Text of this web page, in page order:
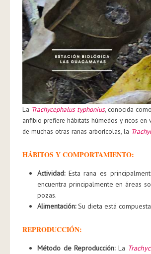
La Trachycephalus typhonius, conocida
anfibio prefiere hábitats húmedos y ricos en
de muchas otras ranas arborícolas, la
HÁBITOS Y COMPORTAMIENTO:
Actividad:Esta rana es
encuentra principalmente en áreas
pozas.
Alimentación:Su dieta está
REPRODUCCIÓN:
Método de Reproducción:La